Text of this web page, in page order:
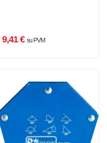
9,41 € su PVM